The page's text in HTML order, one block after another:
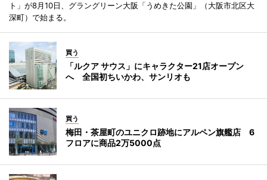
ト」が8月10日、グラングリーン大阪「うめきた公園」（大阪市北区大
深町）で始まる。
買う
「ルクア サウス」にキャラクター21店オープン
へ 全国初ちいかわ、サンリオも
買う
梅田・茶屋町のユニクロ跡地にアルペン旗艦店 6
フロアに商品2万5000点